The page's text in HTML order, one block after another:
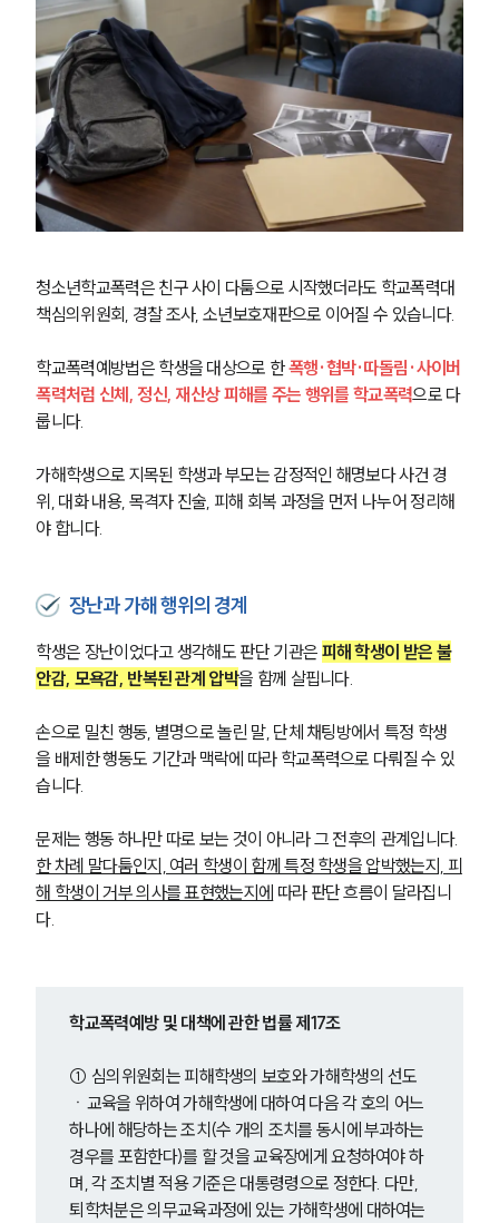
청소년학교폭력은 친구 사이 다툼으로 시작했더라도 학교폭력대
책심의위원회, 경찰 조사, 소년보호재판으로 이어질 수 있습니다.
학교폭력예방법은 학생을 대상으로 한 폭행·협박·따돌림·사이버
폭력처럼 신체, 정신, 재산상 피해를 주는 행위를 학교폭력으로 다
룹니다.
가해학생으로 지목된 학생과 부모는 감정적인 해명보다 사건 경
위, 대화 내용, 목격자 진술, 피해 회복 과정을 먼저 나누어 정리해
야 합니다.
장난과 가해 행위의 경계
학생은 장난이었다고 생각해도 판단 기관은 피해 학생이 받은 불
안감, 모욕감, 반복된 관계 압박을 함께 살핍니다.
손으로 밀친 행동, 별명으로 놀린 말, 단체 채팅방에서 특정 학생
을 배제한 행동도 기간과 맥락에 따라 학교폭력으로 다뤄질 수 있
습니다.
문제는 행동 하나만 따로 보는 것이 아니라 그 전후의 관계입니다.
한 차례 말다툼인지, 여러 학생이 함께 특정 학생을 압박했는지, 피
해 학생이 거부 의사를 표현했는지에 따라 판단 흐름이 달라집니
다.
학교폭력예방 및 대책에 관한 법률 제17조
① 심의위원회는 피해학생의 보호와 가해학생의 선도
ㆍ교육을 위하여 가해학생에 대하여 다음 각 호의 어느
하나에 해당하는 조치(수 개의 조치를 동시에 부과하는
경우를 포함한다)를 할 것을 교육장에게 요청하여야 하
며, 각 조치별 적용 기준은 대통령령으로 정한다. 다만,
퇴학처분은 의무교육과정에 있는 가해학생에 대하여는